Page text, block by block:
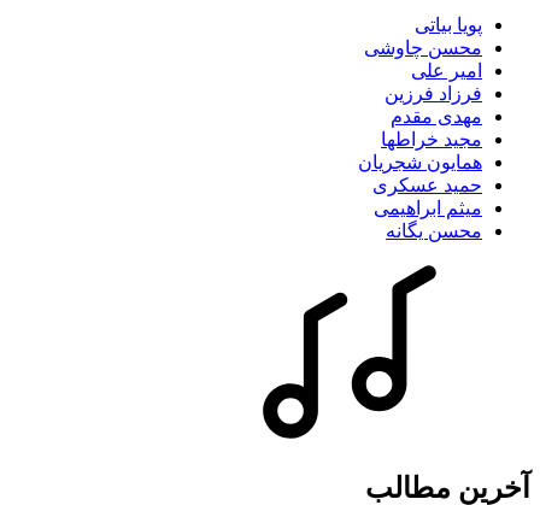
پویا بیاتی
محسن چاوشی
امیر علی
فرزاد فرزین
مهدی مقدم
مجید خراطها
همایون شجریان
حمید عسکری
میثم ابراهیمی
محسن یگانه
آخرین مطالب